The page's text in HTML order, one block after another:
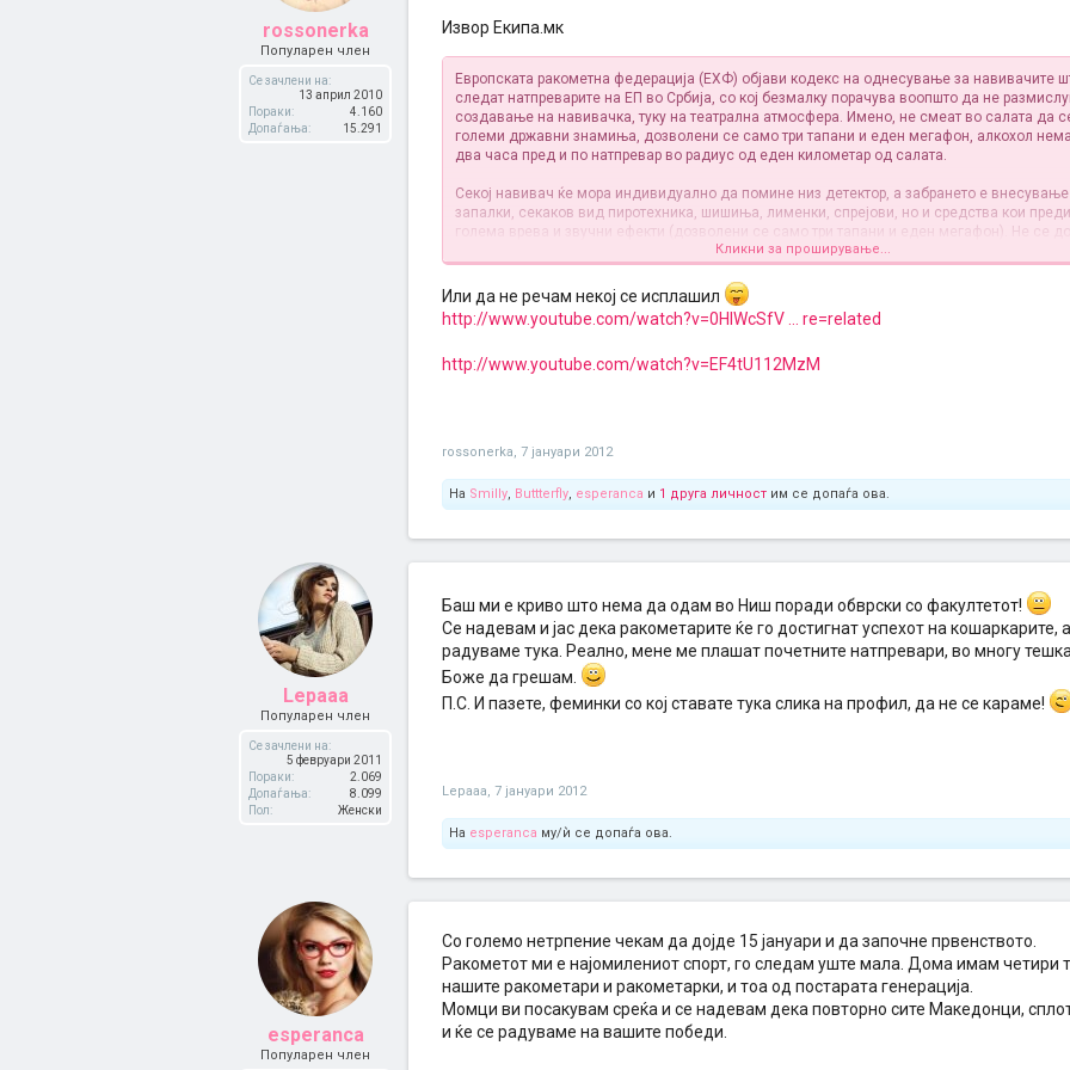
rossonerka
Популарен член
Се зачлени на:
13 април 2010
Пораки:
4.160
Допаѓања:
15.291
Извор Екипа.мк
Европската ракометна федерација (ЕХФ) објави кодекс на однесување за навивачите
следат натпреварите на ЕП во Србија, со кој безмалку порачува воопшто да не
создавање на навивачка, туку на театрална атмосфера. Имено, не смеат во салата да
големи држaвни знамиња, дозволени се само три тапани и еден мегафон, алкохол
два часа пред и по натпревар во радиус од еден километар од салата.
Секој навивач ќе мора индивидуално да помине низ детектор, а забрането е
запалки, секаков вид пиротехника, шишиња, лименки, спрејови, но и средства кои
голема врева и звучни ефекти (дозволени се само три тапани и еден мегафон). Не се
ниту свирчиња, рогови и други звучни и светлосни системи кои би можеле да попречат
одвивањето на натпреварот.
Не е дозволена ниту облека која би можела да отсликува навредлива содржина, не
внесат знамиња со огромни размери (дозволени се само мали знамиња на земјата
Овие мерки на ЕХФ и на Република Србија дефинитивно ќе делуваат негативно на
вистинска навивачка атмосфера на Европското првенство во ракомет што ќе се одржи
3000 Македонци се подготвуваат да заминат и да ја бодрат нашата селекција. Ова
салата сите свои реквизити, пред се огромното македонско знаме кое е наш заштитен
речиси сите поголеми спортски натпреварувања во последните неколку години. Дали ЕП
ќе се претвори во спортски театар?!
Кликни за проширување...
Или да не речам некој се исплашил
http://www.youtube.com/watch?v=0HIWcSfV ... re=related
http://www.youtube.com/watch?v=EF4tU112MzM
rossonerka, 7 јануари 2012
На Smilly, Buttterfly, esperanca и 1 друга личност им се допаѓа ова.
Lepaaa
Популарен член
Се зачлени на:
5 февруари 2011
Пораки:
2.069
Допаѓања:
8.099
Пол:
Женски
Баш ми е криво што нема да одам во Ниш поради обврски со факултетот!
Се надевам и јас дека ракометарите ќе го достигнат успехот на кошаркарите,
радуваме тука. Реално, мене ме плашат почетните натпревари, во многу
Боже да грешам.
П.С. И пазете, феминки со кој ставате тука слика на профил, да не се караме!
Lepaaa, 7 јануари 2012
На esperanca му/ѝ се допаѓа ова.
esperanca
Популарен член
Со големо нетрпение чекам да дојде 15 јануари и да започне првенството.
Ракометот ми е најомилениот спорт, го следам уште мала. Дома имам четири
нашите ракометари и ракометарки, и тоа од постарата генерација.
Момци ви посакувам среќа и се надевам дека повторно сите Македонци,
и ќе се радуваме на вашите победи.